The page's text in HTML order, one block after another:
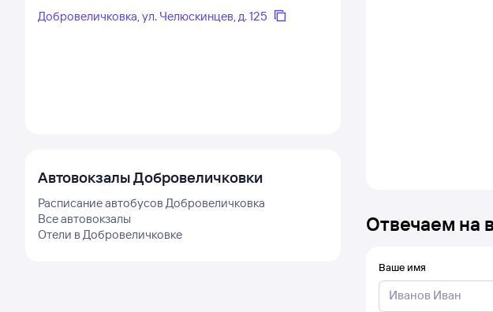
Добровеличковка, ул. Челюскинцев, д. 125
Отвечаем на
Ваше имя
АвтовокзалыДобровеличковки
Расписание автобусов Добровеличковка
Все автовокзалы
Отели в Добровеличковке